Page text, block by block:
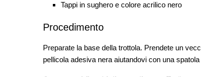
Tappi in sughero e colore acrilico nero
Procedimento
Preparate la base della trottola. Prendete un
pellicola adesiva nera aiutandovi con una